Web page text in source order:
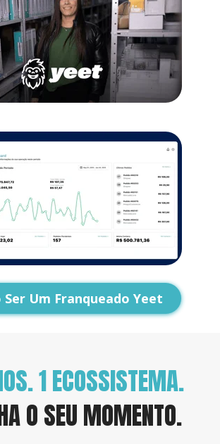
Ser Um Franqueado Yeet
1 ECOSSISTEMA.
O SEU MOMENTO.